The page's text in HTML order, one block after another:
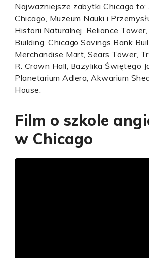
Najwazniejsze zabytki Chicago
Chicago, Muzeum Nauki i
Historii Naturalnej, Reliance
Building, Chicago Savings Bank
Merchandise Mart, Sears Tower,
R. Crown Hall, Bazylika Świętego
Planetarium Adlera, Akwarium
House.
Film o szkole
w Chicago